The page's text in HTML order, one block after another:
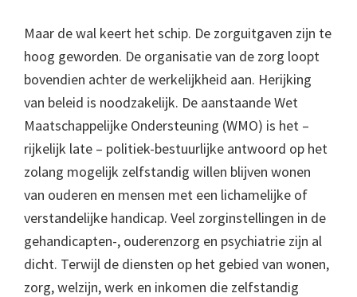
Maar de wal keert het schip. De zorguitgaven zijn te
hoog geworden. De organisatie van de zorg loopt
bovendien achter de werkelijkheid aan. Herijking
van beleid is noodzakelijk. De aanstaande Wet
Maatschappelijke Ondersteuning (WMO) is het –
rijkelijk late – politiek-bestuurlijke antwoord op het
zolang mogelijk zelfstandig willen blijven wonen
van ouderen en mensen met een lichamelijke of
verstandelijke handicap. Veel zorginstellingen in de
gehandicapten-, ouderenzorg en psychiatrie zijn al
dicht. Terwijl de diensten op het gebied van wonen,
zorg, welzijn, werk en inkomen die zelfstandig